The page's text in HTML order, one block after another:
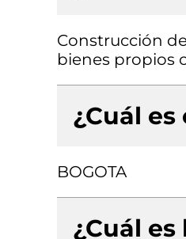
Construcción
bienes propios
¿Cuál
BOGOTA
¿Cuál